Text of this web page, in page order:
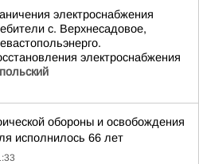
электроснабжения
с. Верхнесадовое,
электроснабжения
обороны и освобождения
исполнилось 66 лет